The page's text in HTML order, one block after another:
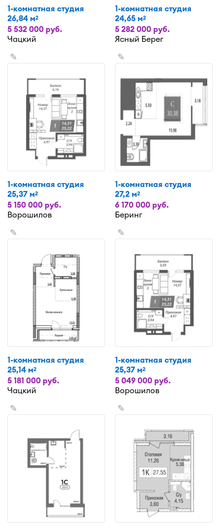
1-комнатная студия
26,84 м2
5 532 000 руб.
Чацкий
1-комнатная студия
24,65 м2
5 282 000 руб.
Ясный Берег
✎
1-комнатная студия
25,37 м2
5 150 000 руб.
Ворошилов
✎
1-комнатная студия
27,2 м2
6 170 000 руб.
Беринг
✎
1-комнатная студия
25,14 м2
5 181 000 руб.
Чацкий
✎
1-комнатная студия
25,37 м2
5 049 000 руб.
Ворошилов
✎ ✎